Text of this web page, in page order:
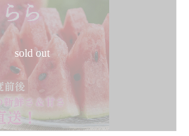
sold out